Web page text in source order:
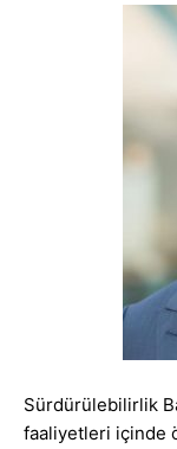
Sürdürülebilirlik
faaliyetleri içinde